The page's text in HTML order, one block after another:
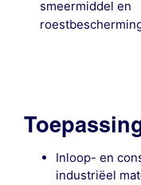
smeermiddel en
Inloop- en
industriëel